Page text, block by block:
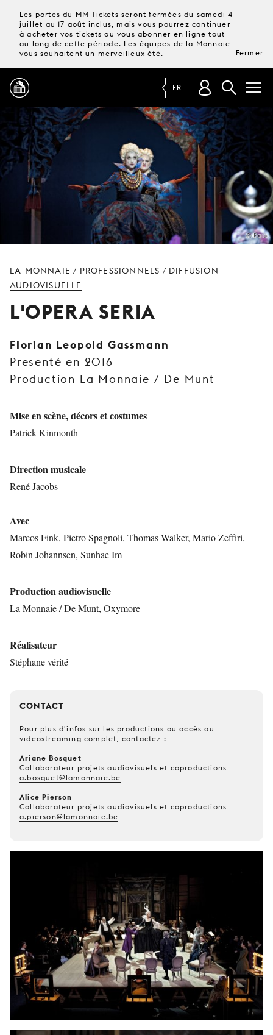
Les portes du MM Tickets seront fermées du samedi 4
juillet au 17 août inclus, mais vous pourrez continuer
à acheter vos tickets ou vous abonner en ligne tout
au long de cette période. Les équipes de la Monnaie
vous souhaitent un merveilleux été.
Fermer
PROGRAMME
MAGAZINE
TICKETS &
ABONNEMENTS
VOTRE
FR
© Baus
LA MONNAIE / PROFESSIONNELS / DIFFUSION
AUDIOVISUELLE
L'OPERA SERIA
Florian Leopold Gassmann
Presenté en 2016
Production La Monnaie / De Munt
Mise en scène, décors et costumes
Patrick Kinmonth
Direction musicale
René Jacobs
Avec
Marcos Fink, Pietro Spagnoli, Thomas Walker, Mario Zeffiri,
Robin Johannsen, Sunhae Im
Production audiovisuelle
La Monnaie / De Munt, Oxymore
Réalisateur
Stéphane vérité
CONTACT
Pour plus d'infos sur les productions ou accès au
videostreaming complet, contactez :
Ariane Bosquet
Collaborateur projets audiovisuels et coproductions
a.bosquet@lamonnaie.be
Alice Pierson
Collaborateur projets audiovisuels et coproductions
a.pierson@lamonnaie.be